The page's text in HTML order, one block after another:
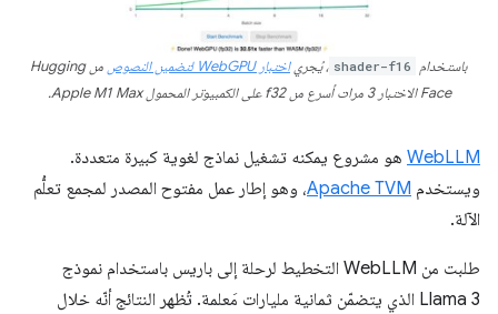
باستخدام shader-f16 ، يُجرياختبار WebGPU لتضمين النصوص
من Hugging
Face الاختبار 3 مرات أسرع من f32 على الكمبيوتر المحمول Apple M1 Max.
WebLLM هو مشروع يمكنه تشغيل نماذج لغوية كبيرة متعددة.
ويستخدم Apache TVM، وهو إطار عمل مفتوح المصدر لمجمع تعلُّم
الآلة.
طلبت من WebLLM التخطيط لرحلة إلى باريس باستخدام نموذج
Llama 3 الذي يتضمّن ثمانية مليارات مَعلمة. تُظهر النتائج أنّه خلال